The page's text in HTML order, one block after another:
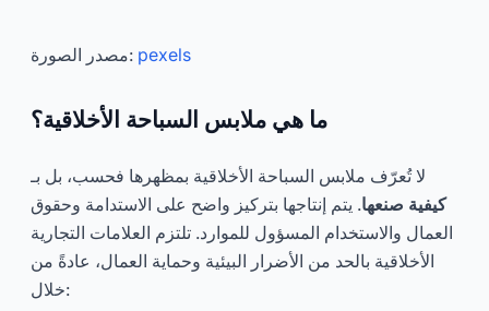
مصدر الصورة: pexels
ما هي ملابس السباحة الأخلاقية؟
لا تُعرّف ملابس السباحة الأخلاقية بمظهرها فحسب، بل بـ
كيفية صنعها. يتم إنتاجها بتركيز واضح على الاستدامة وحقوق
العمال والاستخدام المسؤول للموارد. تلتزم العلامات التجارية
الأخلاقية بالحد من الأضرار البيئية وحماية العمال، عادةً من
خلال: